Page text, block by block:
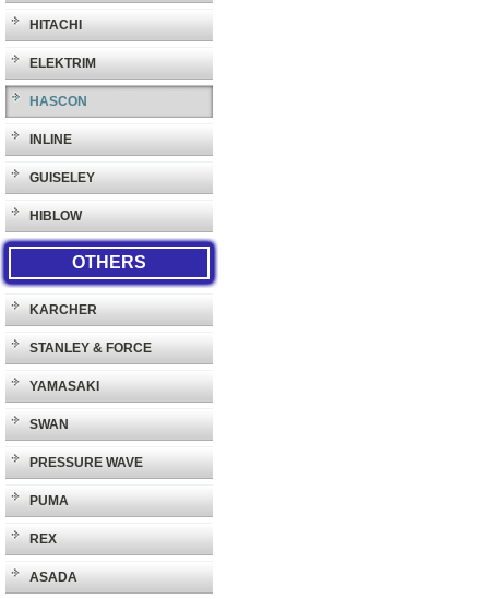
HITACHI
ELEKTRIM
HASCON
INLINE
GUISELEY
HIBLOW
OTHERS
KARCHER
STANLEY & FORCE
YAMASAKI
SWAN
PRESSURE WAVE
PUMA
REX
ASADA